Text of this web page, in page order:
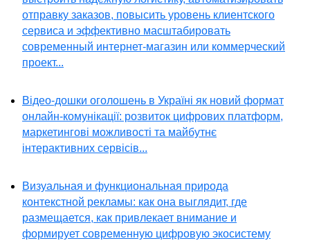
отправку заказов, повысить уровень клиентского
сервиса и эффективно масштабировать
современный интернет-магазин или коммерческий
проект...
Відео-дошки оголошень в Україні як новий формат
онлайн-комунікації: розвиток цифрових платформ,
маркетингові можливості та майбутнє
інтерактивних сервісів...
Визуальная и функциональная природа
контекстной рекламы: как она выглядит, где
размещается, как привлекает внимание и
формирует современную цифровую экосистему